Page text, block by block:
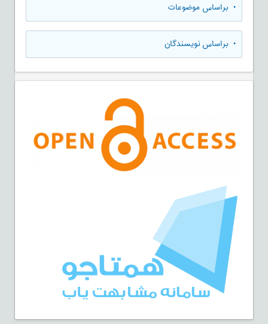
• براساس موضوعات
• براساس نویسندگان